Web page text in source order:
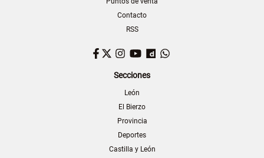
Contacto
RSS
Facebook
TwitterInstagram
YouTubeDailymotion
Secciones
León
El Bierzo
Provincia
Deportes
Castilla y León